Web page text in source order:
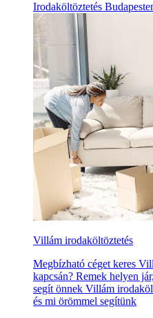
Irodaköltöztetés
Villám irodaköltöztetés
Megbízható céget keres
kapcsán? Remek helyen
segít önnek Villám
és mi örömmel segítünk